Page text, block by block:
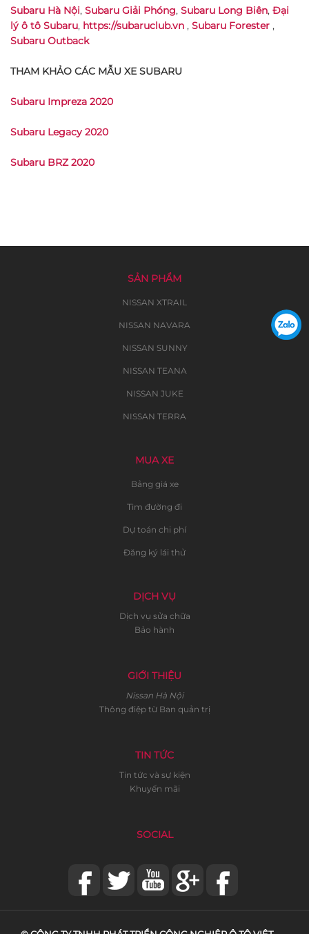
Subaru Hà Nội, Subaru Giải Phóng, Subaru Long Biên, Đại
lý ô tô Subaru, https://subaruclub.vn , Subaru Forester ,
Subaru Outback
THAM KHẢO CÁC MẪU XE SUBARU
Subaru Impreza 2020
Subaru Legacy 2020
Subaru BRZ 2020
SẢN PHẨM
NISSAN XTRAIL
NISSAN NAVARA
NISSAN SUNNY
NISSAN TEANA
NISSAN JUKE
NISSAN TERRA
MUA XE
Bảng giá xe
Tìm đường đi
Dự toán chi phí
Đăng ký lái thử
DỊCH VỤ
Dịch vụ sửa chữa
Bảo hành
GIỚI THIỆU
Nissan Hà Nội
Thông điệp từ Ban quản trị
TIN TỨC
Tin tức và sự kiện
Khuyến mãi
SOCIAL